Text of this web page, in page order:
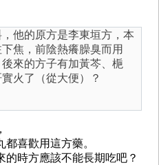
他的原方是李東垣方，本
焦，前陰熱癢臊臭而用
來的方子有加黃芩、梔
火了（從大便）？
喜歡用這方藥。
的時方應該不能長期吃吧？